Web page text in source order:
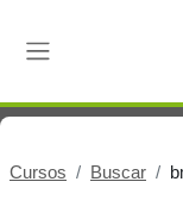
Cursos Buscar